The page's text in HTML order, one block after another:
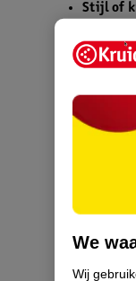
Stijl of
Heb je
in één
Voor
Heb je
Bij
van
juiste
We
Wij